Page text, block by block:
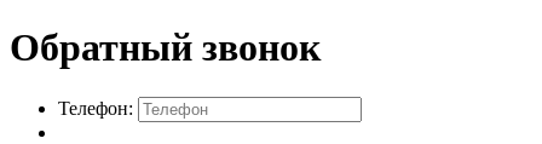
Обратный звонок
Телефон: